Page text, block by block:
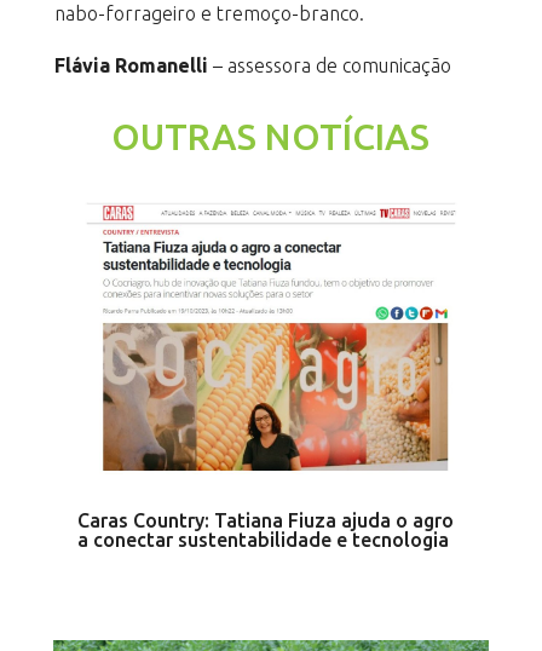
nabo-forrageiro e tremoço-branco.
Flávia Romanelli – assessora de comunicação
OUTRAS NOTÍCIAS
Caras Country: Tatiana Fiuza ajuda o agro
a conectar sustentabilidade e tecnologia